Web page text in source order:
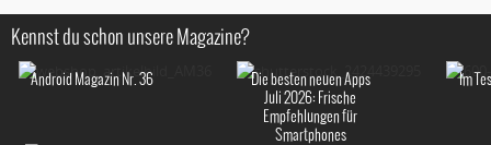
Kennst du schon unsere Magazine?
Android Magazin Nr. 36
Die besten neuen Apps
Juli 2026: Frische
Empfehlungen für
Smartphones
Im